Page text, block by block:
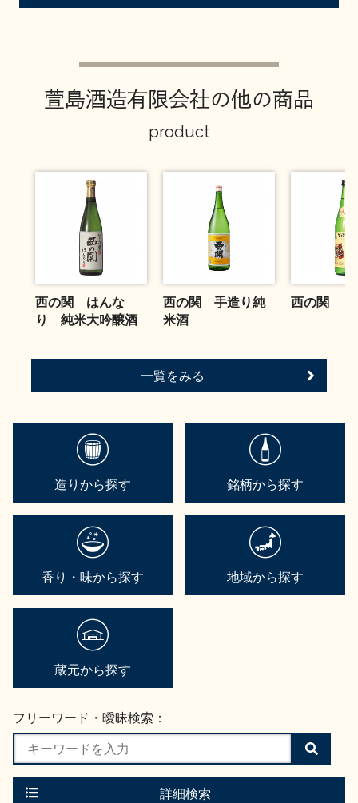
萱島酒造有限会社の他の商品
product
西の関 はんな
り 純米大吟醸酒
西の関 手造り純
米酒
西の関 く
一覧をみる
造りから探す 銘柄から探す
香り・味から探す 地域から探す
蔵元から探す
フリーワード・曖昧検索：
検
索
す
詳細検索